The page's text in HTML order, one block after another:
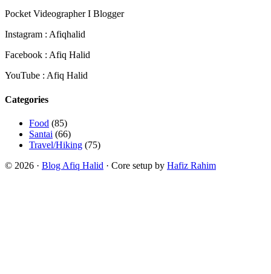
Pocket Videographer I Blogger
Instagram : Afiqhalid
Facebook : Afiq Halid
YouTube : Afiq Halid
Categories
Food (85)
Santai (66)
Travel/Hiking (75)
© 2026 · Blog Afiq Halid · Core setup by Hafiz Rahim